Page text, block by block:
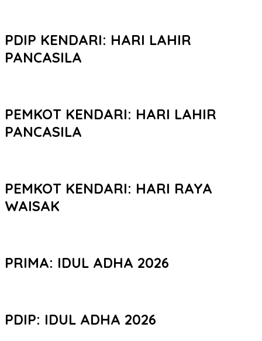
PDIP KENDARI: HARI LAHIR
PANCASILA
PEMKOT KENDARI: HARI LAHIR
PANCASILA
PEMKOT KENDARI: HARI RAYA
WAISAK
PRIMA: IDUL ADHA 2026
PDIP: IDUL ADHA 2026